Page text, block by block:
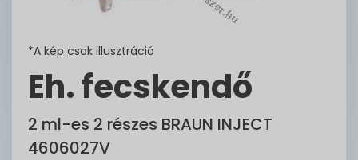
*A kép csak illusztráció
Eh. fecskendő
2 ml-es 2 részes BRAUN INJECT
4606027V